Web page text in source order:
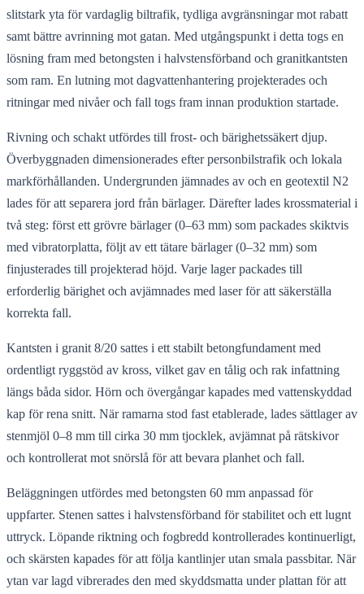
slitstark yta för vardaglig biltrafik, tydliga avgränsningar mot rabatt
samt bättre avrinning mot gatan. Med utgångspunkt i detta togs en
lösning fram med betongsten i halvstensförband och granitkantsten
som ram. En lutning mot dagvattenhantering projekterades och
ritningar med nivåer och fall togs fram innan produktion startade.
Rivning och schakt utfördes till frost- och bärighetssäkert djup.
Överbyggnaden dimensionerades efter personbilstrafik och lokala
markförhållanden. Undergrunden jämnades av och en geotextil N2
lades för att separera jord från bärlager. Därefter lades krossmaterial i
två steg: först ett grövre bärlager (0–63 mm) som packades skiktvis
med vibratorplatta, följt av ett tätare bärlager (0–32 mm) som
finjusterades till projekterad höjd. Varje lager packades till
erforderlig bärighet och avjämnades med laser för att säkerställa
korrekta fall.
Kantsten i granit 8/20 sattes i ett stabilt betongfundament med
ordentligt ryggstöd av kross, vilket gav en tålig och rak infattning
längs båda sidor. Hörn och övergångar kapades med vattenskyddad
kap för rena snitt. När ramarna stod fast etablerade, lades sättlager av
stenmjöl 0–8 mm till cirka 30 mm tjocklek, avjämnat på rätskivor
och kontrollerat mot snörslå för att bevara planhet och fall.
Beläggningen utfördes med betongsten 60 mm anpassad för
uppfarter. Stenen sattes i halvstensförband för stabilitet och ett lugnt
uttryck. Löpande riktning och fogbredd kontrollerades kontinuerligt,
och skärsten kapades för att följa kantlinjer utan smala passbitar. När
ytan var lagd vibrerades den med skyddsmatta under plattan för att